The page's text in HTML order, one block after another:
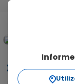
Informações